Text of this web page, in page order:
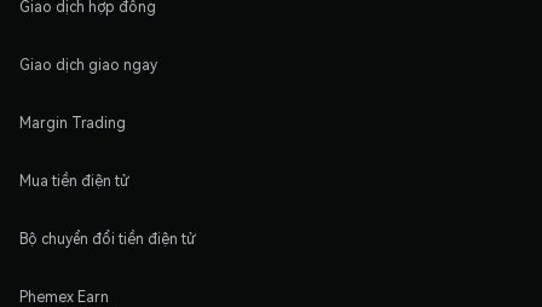
Giao dịch hợp đồng
Giao dịch giao ngay
Margin Trading
Mua tiền điện tử
Bộ chuyển đổi tiền điện tử
Phemex Earn